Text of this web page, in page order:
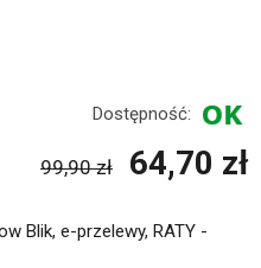
Dostępność:
99,90 zł 64,70 zł
Blik, e-przelewy, RATY -